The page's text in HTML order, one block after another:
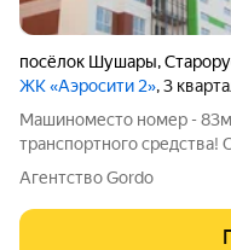
посёлок Шушары,
ЖК «Аэросити 2», 3
Машиноместо номер -
транспортного
поможем с покупкой для
приобретение машино-
Агентство Gordo